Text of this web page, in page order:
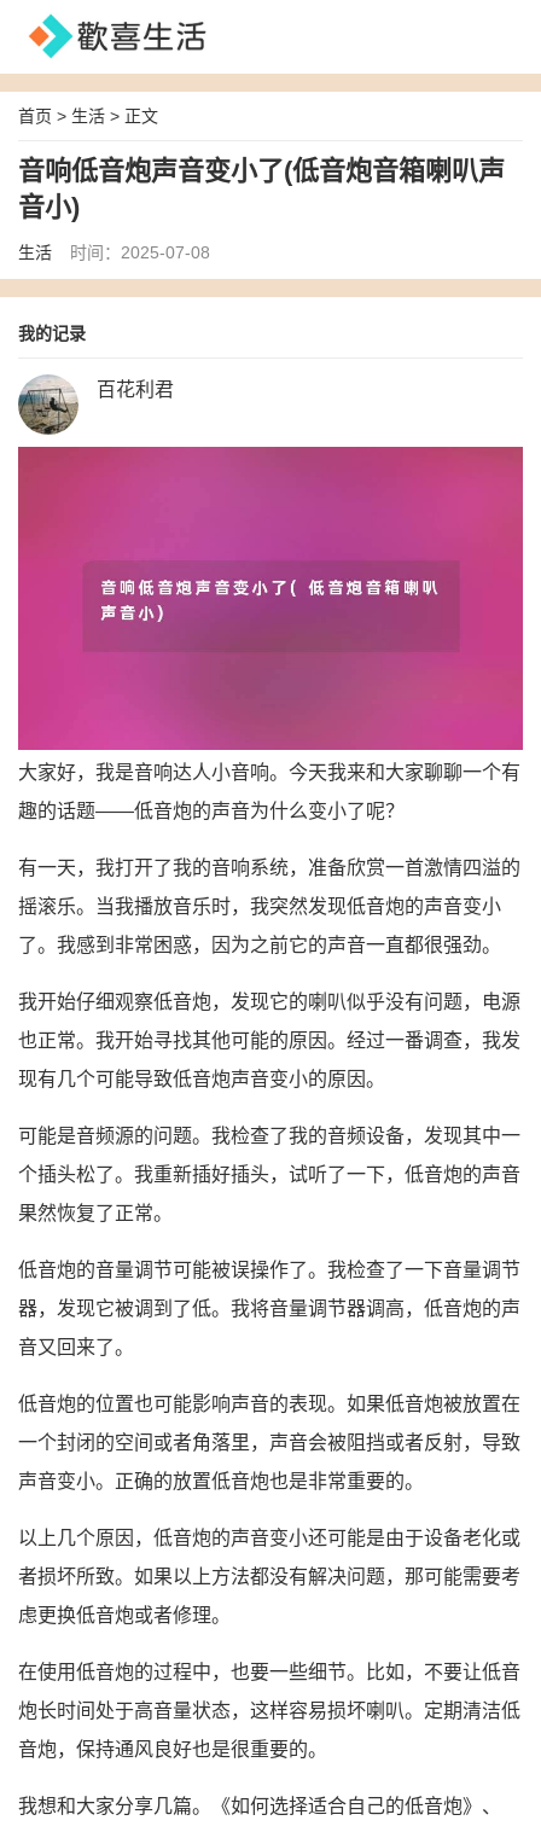
首页 > 生活 > 正文
音响低音炮声音变小了(低音炮音箱喇叭声
音小)
生活 时间：2025-07-08
我的记录
百花利君
大家好，我是音响达人小音响。今天我来和大家聊聊一个有
趣的话题——低音炮的声音为什么变小了呢？
有一天，我打开了我的音响系统，准备欣赏一首激情四溢的
摇滚乐。当我播放音乐时，我突然发现低音炮的声音变小
了。我感到非常困惑，因为之前它的声音一直都很强劲。
我开始仔细观察低音炮，发现它的喇叭似乎没有问题，电源
也正常。我开始寻找其他可能的原因。经过一番调查，我发
现有几个可能导致低音炮声音变小的原因。
可能是音频源的问题。我检查了我的音频设备，发现其中一
个插头松了。我重新插好插头，试听了一下，低音炮的声音
果然恢复了正常。
低音炮的音量调节可能被误操作了。我检查了一下音量调节
器，发现它被调到了低。我将音量调节器调高，低音炮的声
音又回来了。
低音炮的位置也可能影响声音的表现。如果低音炮被放置在
一个封闭的空间或者角落里，声音会被阻挡或者反射，导致
声音变小。正确的放置低音炮也是非常重要的。
以上几个原因，低音炮的声音变小还可能是由于设备老化或
者损坏所致。如果以上方法都没有解决问题，那可能需要考
虑更换低音炮或者修理。
在使用低音炮的过程中，也要一些细节。比如，不要让低音
炮长时间处于高音量状态，这样容易损坏喇叭。定期清洁低
音炮，保持通风良好也是很重要的。
我想和大家分享几篇。《如何选择适合自己的低音炮》、